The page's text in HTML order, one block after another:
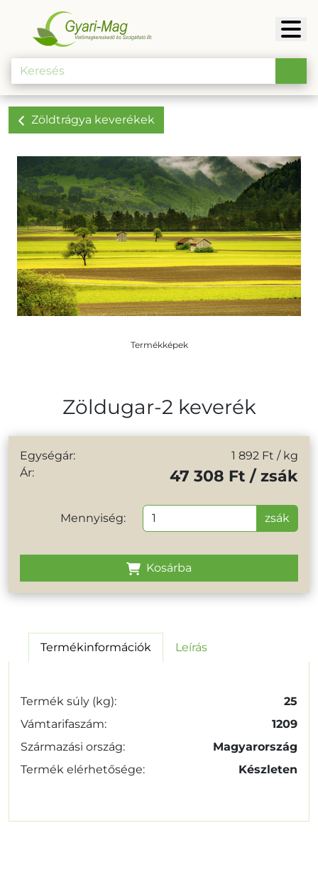
Zöldtrágya keverékek
Termékképek
Zöldugar-2 keverék
Egységár: 1 892 Ft / kg
Ár:
47 308 Ft / zsák
Mennyiség: zsák
Kosárba
Termékinformációk Leírás
Termék súly (kg):
25
Vámtarifaszám:
1209
Származási ország:
Magyarország
Termék elérhetősége:
Készleten